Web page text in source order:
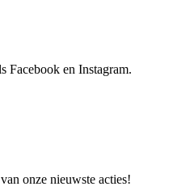
Facebook en Instagram.
onze nieuwste acties!